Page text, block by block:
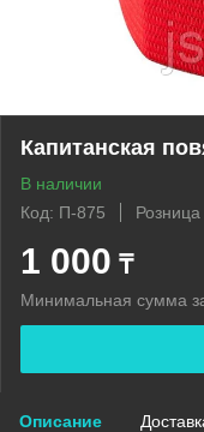
Капитанская
В наличии
Код: П-875
Розница
1 000 ₸
Минимальная сумма
Описание